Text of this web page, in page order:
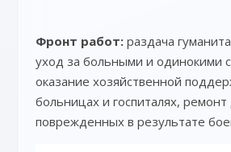
Фронт работ: раздача
уход за больными и одинокими
оказание хозяйственной
больницах и госпиталях,
поврежденных в результате